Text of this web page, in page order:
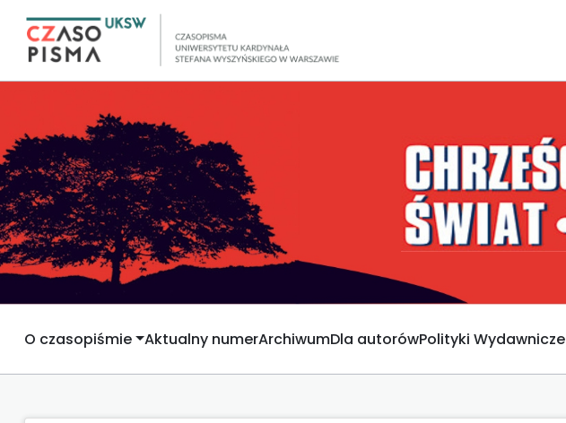
O czasopiśmie Aktualny numerArchiwumDla autorówPolityki Wydawnicze